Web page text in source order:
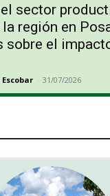
sector
región en
sobre el
- 31/07/2026